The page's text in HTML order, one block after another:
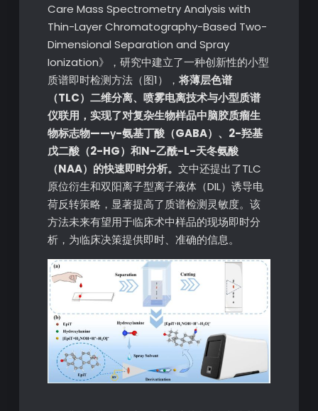
Care Mass Spectrometry Analysis with
Thin-Layer Chromatography-Based Two-
Dimensional Separation and Spray
Ionization》，研究中建立了一种创新性的小型
质谱即时检测方法（图1），将薄层色谱
（TLC）二维分离、喷雾电离技术与小型质谱
仪联用，实现了对复杂生物样品中脑胶质瘤生
物标志物——γ-氨基丁酸（GABA）、2-羟基
戊二酸（2-HG）和N-乙酰-L-天冬氨酸
（NAA）的快速即时分析。 文中还提出了TLC
原位衍生和双阳离子型离子液体（DIL）诱导电
荷反转策略，显著提高了质谱检测灵敏度。该
方法未来有望用于临床术中样品的现场即时分
析，为临床决策提供即时、准确的信息。